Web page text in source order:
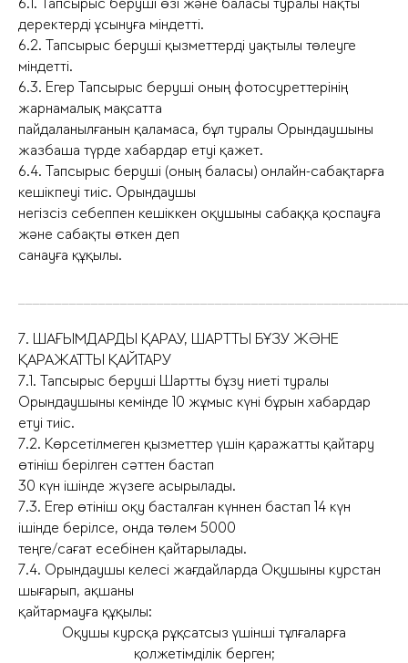
деректерді ұсынуға міндетті.
6.2. Тапсырыс беруші қызметтерді уақтылы төлеуге
міндетті.
6.3. Егер Тапсырыс беруші оның фотосуреттерінің
жарнамалық мақсатта
пайдаланылғанын қаламаса, бұл туралы Орындаушыны
жазбаша түрде хабардар етуі қажет.
6.4. Тапсырыс беруші (оның баласы) онлайн-сабақтарға
кешікпеуі тиіс. Орындаушы
негізсіз себеппен кешіккен оқушыны сабаққа қоспауға
және сабақты өткен деп
санауға құқылы.
7. ШАҒЫМДАРДЫ ҚАРАУ, ШАРТТЫ БҰЗУ ЖӘНЕ
ҚАРАЖАТТЫ ҚАЙТАРУ
7.1. Тапсырыс беруші Шартты бұзу ниеті туралы
Орындаушыны кемінде 10 жұмыс күні бұрын хабардар
етуі тиіс.
7.2. Көрсетілмеген қызметтер үшін қаражатты қайтару
өтініш берілген сәттен бастап
30 күн ішінде жүзеге асырылады.
7.3. Егер өтініш оқу басталған күннен бастап 14 күн
ішінде берілсе, онда төлем 5000
теңге/сағат есебінен қайтарылады.
7.4. Орындаушы келесі жағдайларда Оқушыны курстан
шығарып, ақшаны
қайтармауға құқылы:
Оқушы курсқа рұқсатсыз үшінші тұлғаларға
қолжетімділік берген;